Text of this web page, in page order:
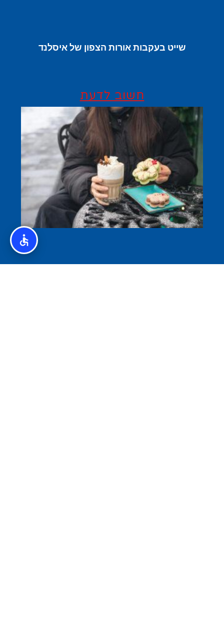
שייט בעקבות אורות הצפון של איסלנד
חשוב לדעת